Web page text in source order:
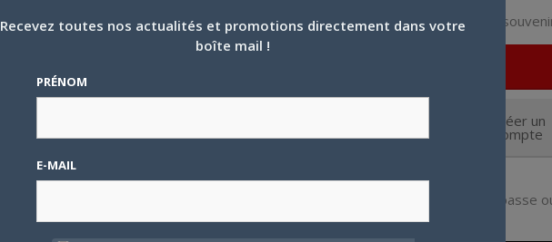
Se
Créer un
compte
Mot de passe
Recevez toutes nos actualités et promotions directement dans votre
boîte mail !
PRÉNOM
E-MAIL